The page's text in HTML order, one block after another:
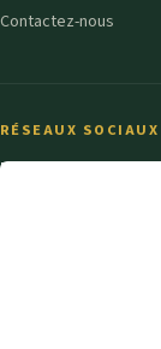
Contactez-nous
RÉSEAUX SOCIAUX